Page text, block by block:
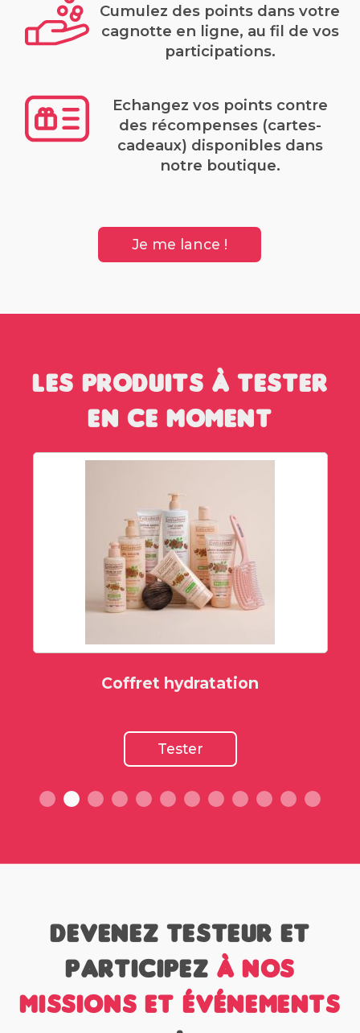
Cumulez des points dans votre
cagnotte en ligne, au fil de vos
participations.
Echangez vos points contre
des récompenses (cartes-
cadeaux) disponibles dans
notre boutique.
Je me lance !
Les produits à tester
en ce moment
Coffret hydratation
Tester
Devenez testeur et
participez à nos
missions et événements